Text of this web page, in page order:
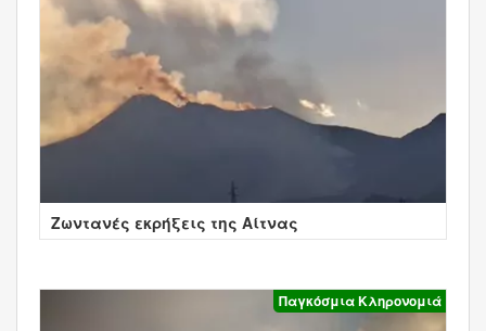
Ζωντανές εκρήξεις της Αίτνας
Παγκόσμια Κληρονομιά